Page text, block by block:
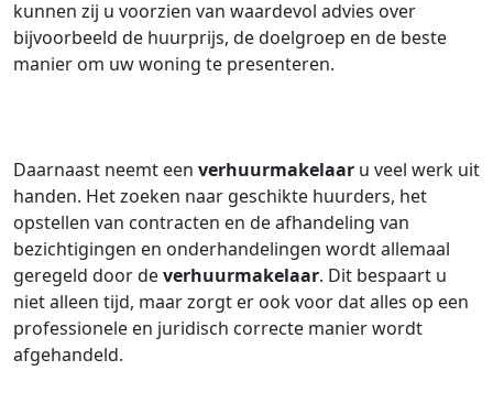
kunnen zij u voorzien van waardevol advies over
bijvoorbeeld de huurprijs, de doelgroep en de beste
manier om uw woning te presenteren.
Daarnaast neemt een verhuurmakelaar u veel werk uit
handen. Het zoeken naar geschikte huurders, het
opstellen van contracten en de afhandeling van
bezichtigingen en onderhandelingen wordt allemaal
geregeld door deverhuurmakelaar. Dit bespaart u
niet alleen tijd, maar zorgt er ook voor dat alles op een
professionele en juridisch correcte manier wordt
afgehandeld.